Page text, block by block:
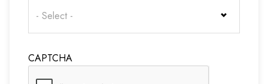
- Select -
CAPTCHA